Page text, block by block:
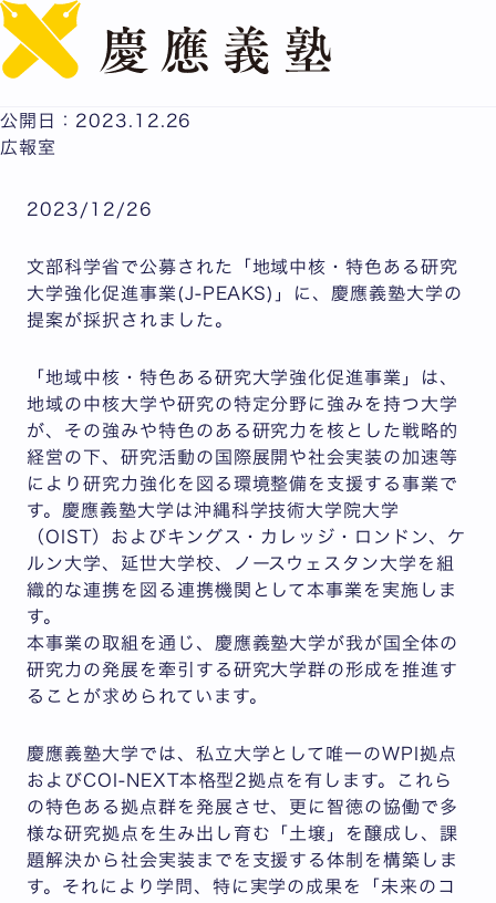
「地域中核・特色ある研究大学強化促進事業(J-PEAKS)」
公開日：2023.12.26
広報室
2023/12/26
文部科学省で公募された「地域中核・特色ある研究
大学強化促進事業(J-PEAKS)」に、慶應義塾大学の
提案が採択されました。
「地域中核・特色ある研究大学強化促進事業」は、
地域の中核大学や研究の特定分野に強みを持つ大学
が、その強みや特色のある研究力を核とした戦略的
経営の下、研究活動の国際展開や社会実装の加速等
により研究力強化を図る環境整備を支援する事業で
す。慶應義塾大学は沖縄科学技術大学院大学
（OIST）およびキングス・カレッジ・ロンドン、ケ
ルン大学、延世大学校、ノースウェスタン大学を組
織的な連携を図る連携機関として本事業を実施しま
す。
本事業の取組を通じ、慶應義塾大学が我が国全体の
研究力の発展を牽引する研究大学群の形成を推進す
ることが求められています。
慶應義塾大学では、私立大学として唯一のWPI拠点
およびCOI-NEXT本格型2拠点を有します。これら
の特色ある拠点群を発展させ、更に智徳の協働で多
様な研究拠点を生み出し育む「土壌」を醸成し、課
題解決から社会実装までを支援する体制を構築しま
す。それにより学問、特に実学の成果を「未来のコ